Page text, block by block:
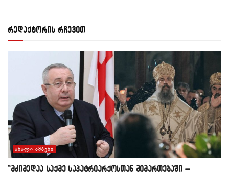
რედაქტორის რჩევით
ᲐᲮᲐᲚᲘ ᲐᲛᲑᲔᲑᲘ
“მძიმედაა საქმე საპატრიარქოსთან მიმართებაში –